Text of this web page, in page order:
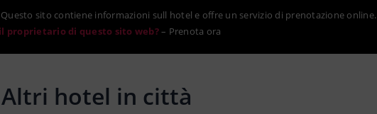
sito contiene informazioni sull hotel e offre un servizio di prenotazione online.
proprietario di questo sito web?– Prenota ora
Altri hotel in città